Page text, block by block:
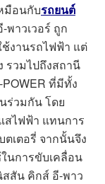
มือนกับรถยนต์
าวเวอร์ ถูก
งานรถไฟฟ้า แต่
รวมไปถึงสถานี
ที่มีทั้ง
ร่วมกัน โดย
สไฟฟ้า แทนการ
ตเตอรี่ จากนั้นจึง
นการขับเคลื่อน
สสัน คิกส์ อี-พาว